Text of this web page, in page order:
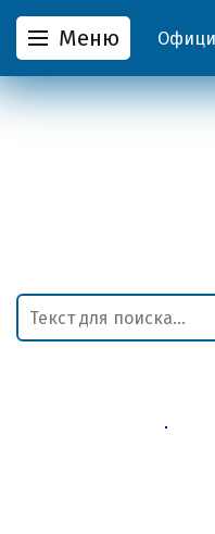
Меню